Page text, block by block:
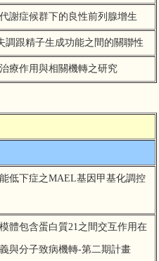
謝症候群下的良性前列腺增生
調跟精子生成功能之間的關聯性
療作用與相關機轉之研究
低下症之MAEL基因甲基化調控
體包含蛋白質21之間交互作用在
與分子致病機轉-第二期計畫